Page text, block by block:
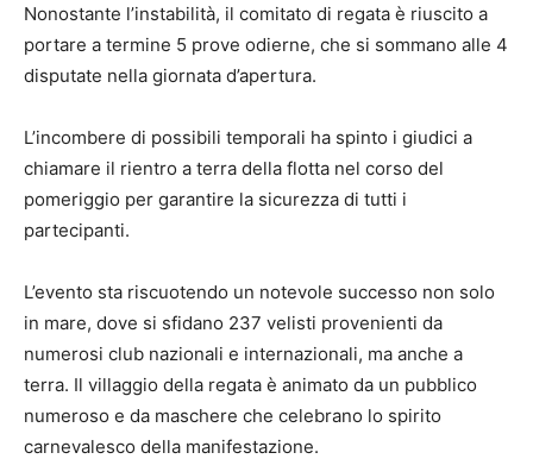
Nonostante l’instabilità, il comitato di regata è riuscito a
portare a termine 5 prove odierne, che si sommano alle 4
disputate nella giornata d’apertura.
L’incombere di possibili temporali ha spinto i giudici a
chiamare il rientro a terra della flotta nel corso del
pomeriggio per garantire la sicurezza di tutti i
partecipanti.
L’evento sta riscuotendo un notevole successo non solo
in mare, dove si sfidano 237 velisti provenienti da
numerosi club nazionali e internazionali, ma anche a
terra. Il villaggio della regata è animato da un pubblico
numeroso e da maschere che celebrano lo spirito
carnevalesco della manifestazione.